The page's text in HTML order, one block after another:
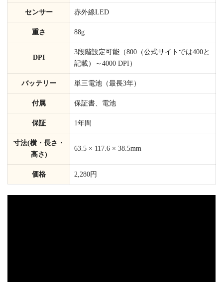
センサー 赤外線LED
重さ 88g
DPI
3段階設定可能（800 （公式サイトでは400と
記載）
～4000 DPI）
バッテリー 単三電池（最長3年）
付属 保証書、電池
保証 1年間
寸法(横・長さ・
高さ)
63.5 × 117.6 × 38.5mm
価格 2,280円